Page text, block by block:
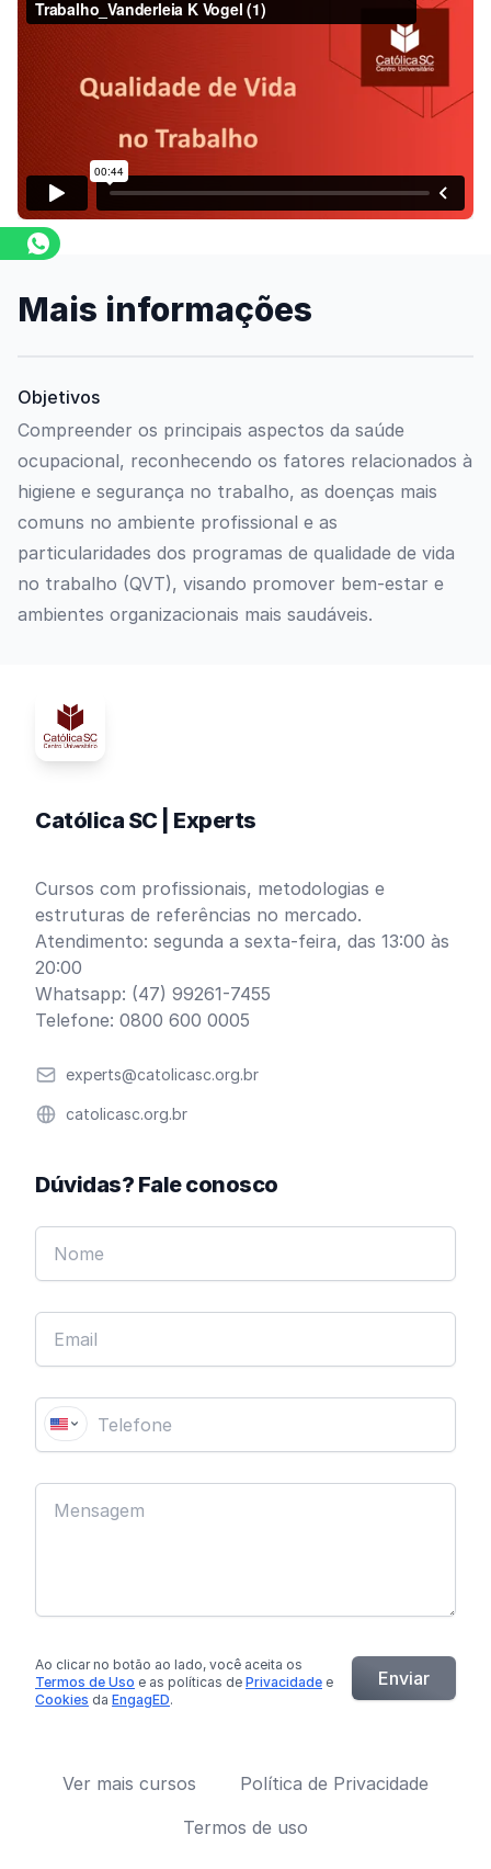
Assista o vídeo
Mais informações
Objetivos
Compreender os principais aspectos da saúde
ocupacional, reconhecendo os fatores relacionados à
higiene e segurança no trabalho, as doenças mais
comuns no ambiente profissional e as
particularidades dos programas de qualidade de vida
no trabalho (QVT), visando promover bem-estar e
ambientes organizacionais mais saudáveis.
Católica SC | Experts
Cursos com profissionais, metodologias e
estruturas de referências no mercado.
Atendimento: segunda a sexta-feira, das 13:00 às
20:00
Whatsapp: (47) 99261-7455
Telefone: 0800 600 0005
Emailexperts@catolicasc.org.br
Websitecatolicasc.org.br
Dúvidas? Fale conosco
Ao clicar no botão ao lado, você aceita os
Termos de Uso e as políticas de Privacidade e
Cookies da EngagED.
Enviar
Ver mais cursos
Política de Privacidade
Termos de uso